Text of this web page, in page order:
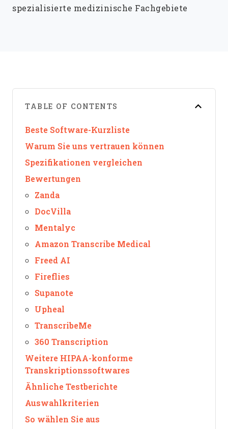
spezialisierte medizinische Fachgebiete
TABLE OF CONTENTS
Beste Software-Kurzliste
Warum Sie uns vertrauen können
Spezifikationen vergleichen
Bewertungen
Zanda
DocVilla
Mentalyc
Amazon Transcribe Medical
Freed AI
Fireflies
Supanote
Upheal
TranscribeMe
360 Transcription
Weitere HIPAA-konforme
Transkriptionssoftwares
Ähnliche Testberichte
Auswahlkriterien
So wählen Sie aus